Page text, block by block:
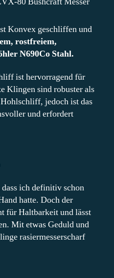
Konvex geschliffen und
rostfreiem,
N690Co Stahl.
ist hervorragend für
Klingen sind robuster als
jedoch ist das
und erfordert
ich definitiv schon
hatte. Doch der
für Haltbarkeit und lässt
Mit etwas Geduld und
rasiermesserscharf